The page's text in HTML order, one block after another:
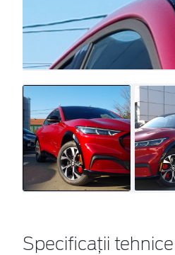
Specificații tehnice